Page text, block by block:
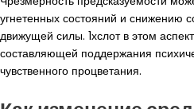
угнетенных состояний и снижению
движущей силы. 1хслот в этом
составляющей поддержания
чувственного процветания.